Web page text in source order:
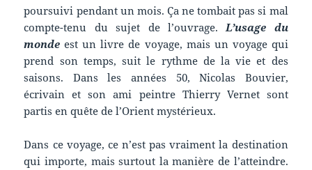
poursuivi pendant un mois. Ça ne tombait pas si mal
compte-tenu du sujet de l’ouvrage.L’usage du
monde est un livre de voyage, mais un voyage qui
prend son temps, suit le rythme de la vie et des
saisons. Dans les années 50, Nicolas Bouvier,
écrivain et son ami peintre Thierry Vernet sont
partis en quête de l’Orient mystérieux.
Dans ce voyage, ce n’est pas vraiment la destination
qui importe, mais surtout la manière de l’atteindre.